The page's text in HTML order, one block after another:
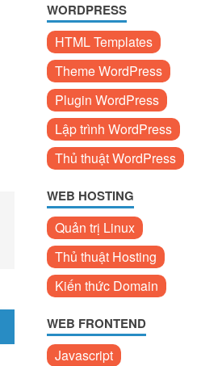
WORDPRESS
HTML Templates
Theme WordPress
Plugin WordPress
Lập trình WordPress
Thủ thuật WordPress
WEB HOSTING
Quản trị Linux
Thủ thuật Hosting
Kiến thức Domain
WEB FRONTEND
Javascript